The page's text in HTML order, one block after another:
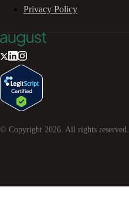
Privacy Policy
© Copyright 2026. All rights reserved.